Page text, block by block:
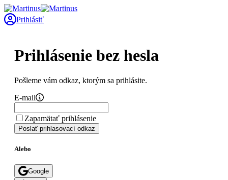
Prihlásiť
Prihlásenie bez hesla
Pošleme vám odkaz, ktorým sa prihlásite.
E-mail
Zapamätať prihlásenie
Poslať prihlasovací odkaz
Alebo
Google